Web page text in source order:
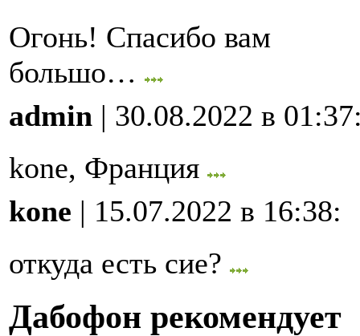
Огонь! Спасибо вам
большо…
admin | 30.08.2022 в 01:37
kone, Франция
kone | 15.07.2022 в 16:38:
откуда есть сие?
Дабофон рекомендует